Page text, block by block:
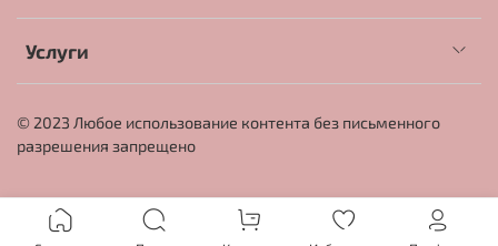
Услуги
© 2023 Любое использование контента без письменного
разрешения запрещено